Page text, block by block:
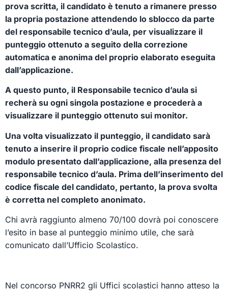
prova scritta, il candidato è tenuto a rimanere presso
la propria postazione attendendo lo sblocco da parte
del responsabile tecnico d’aula, per visualizzare il
punteggio ottenuto a seguito della correzione
automatica e anonima del proprio elaborato eseguita
dall’applicazione.
A questo punto, il Responsabile tecnico d’aula si
recherà su ogni singola postazione e procederà a
visualizzare il punteggio ottenuto sui monitor.
Una volta visualizzato il punteggio, il candidato sarà
tenuto a inserire il proprio codice fiscale nell’apposito
modulo presentato dall’applicazione, alla presenza del
responsabile tecnico d’aula. Prima dell’inserimento del
codice fiscale del candidato, pertanto, la prova svolta
è corretta nel completo anonimato.
Chi avrà raggiunto almeno 70/100 dovrà poi conoscere
l’esito in base al punteggio minimo utile, che sarà
comunicato dall’Ufficio Scolastico.
Nel concorso PNRR2 gli Uffici scolastici hanno atteso la